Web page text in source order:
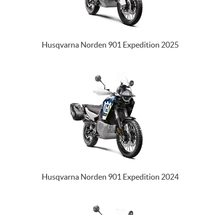
Husqvarna Norden 901 Expedition 2025
Husqvarna Norden 901 Expedition 2024